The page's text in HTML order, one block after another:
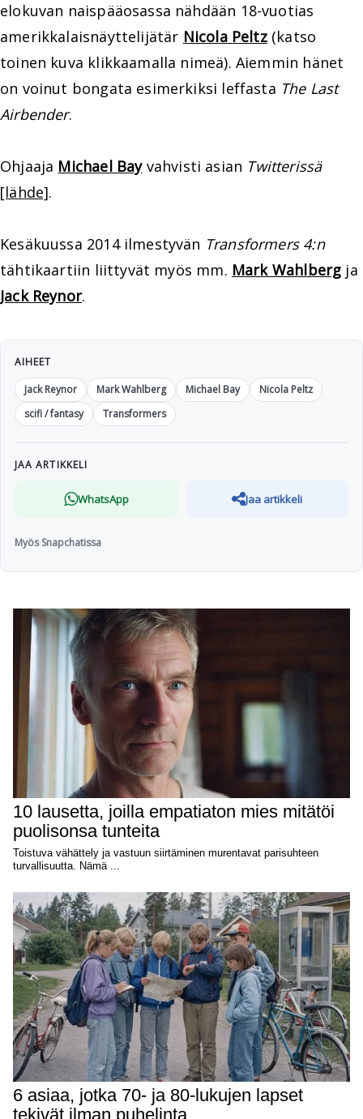
elokuvan naispääosassa nähdään 18-vuotias
amerikkalaisnäyttelijätär Nicola Peltz(katso
toinen kuva klikkaamalla nimeä). Aiemmin hänet
on voinut bongata esimerkiksi leffasta The Last
Airbender.
Ohjaaja Michael Bayvahvisti asian Twitterissä
[lähde].
Kesäkuussa 2014 ilmestyvän Transformers 4:n
tähtikaartiin liittyvät myös mm. Mark Wahlberg ja
Jack Reynor.
AIHEET
Jack Reynor
Mark Wahlberg Michael Bay
Nicola Peltz
scifi / fantasy
Transformers
JAA ARTIKKELI
WhatsApp Jaa artikkeli
Myös Snapchatissa